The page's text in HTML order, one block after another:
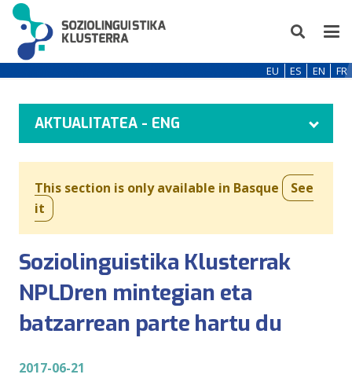
EU ES EN FR
AKTUALITATEA - ENG
This section is only available in Basque
See
it
Soziolinguistika Klusterrak
NPLDren mintegian eta
batzarrean parte hartu du
2017-06-21